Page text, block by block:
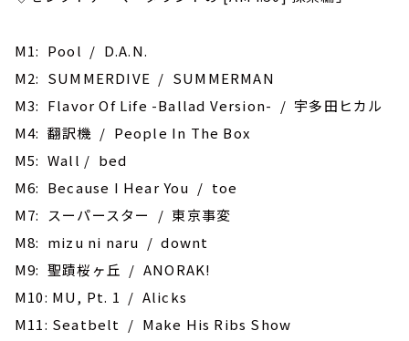
M1: Pool / D.A.N.
M2: SUMMERDIVE / SUMMERMAN
M3: Flavor Of Life -Ballad Version- / 宇多田ヒカル
M4: 翻訳機 / People In The Box
M5: Wall / bed
M6: Because I Hear You / toe
M7: スーパースター / 東京事変
M8: mizu ni naru / downt
M9: 聖蹟桜ヶ丘 / ANORAK!
M10: MU, Pt. 1 / Alicks
M11: Seatbelt / Make His Ribs Show